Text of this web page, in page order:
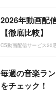
2026年動画配
【徹底比較】
CS動画配信サービス20
毎週の音楽ラ
をチェック！